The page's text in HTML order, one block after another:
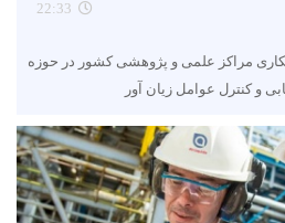
22:33
مراکز علمی و پژوهشی کشور در حوزه
کنترل عوامل زیان آور